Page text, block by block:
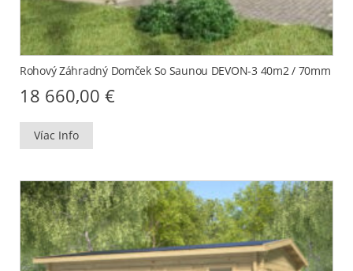
Rohový Záhradný Domček So Saunou DEVON-3 40m2 / 70mm
18 660,00 €
Víac Info